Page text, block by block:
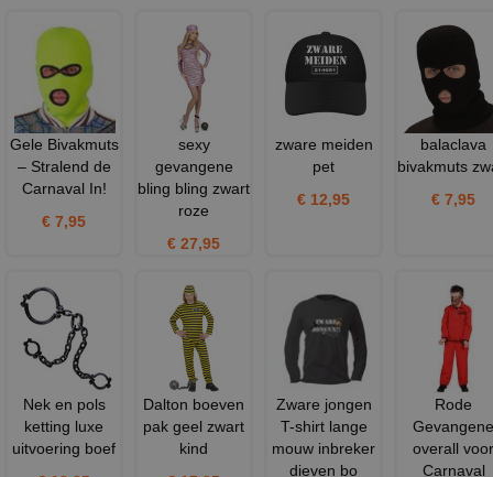
Gele Bivakmuts
– Stralend de
Carnaval In!
€ 7,95
sexy
gevangene
bling bling zwart
roze
€ 27,95
zware meiden
pet
€ 12,95
balaclava
bivakmuts
€ 7,95
Nek en pols
ketting luxe
uitvoering boef
Dalton boeven
pak geel zwart
kind
Zware jongen
T-shirt lange
mouw inbreker
dieven bo
Rode
Gevangene
overall voor
Carnaval